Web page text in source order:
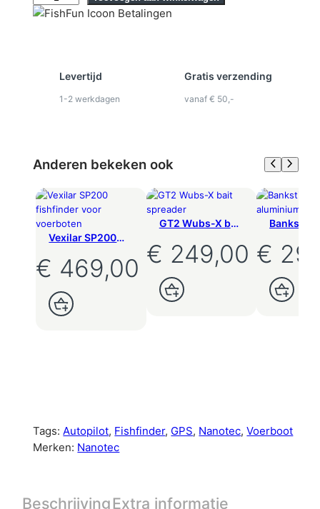
a
S
a
n
d
t
a
Levertijd
1-2 werkdagen
Gratis verzending
vanaf € 50,-
Anderen bekeken ook
Vexilar SP200
voerboten –
200m WiFi-
bereik
€ 469,00
GT2 Wubs-X bait
€ 249,00
Bankstick
zwart 4
€
Tags: Autopilot, Fishfinder, GPS, Nanotec, Voerboot
Merken: Nanotec
BeschrijvingExtra informatie